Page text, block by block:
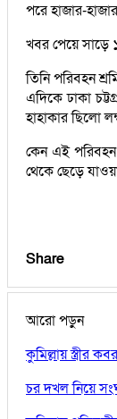
পরে হাজার-হাজার
খবর পেয়ে সাড়ে
তিনি পরিবহন
এদিকে ঢাকা
হাহাকার ছিলো
কেন এই পরিবহন
থেকে ছেড়ে
Share
আরো পড়ুন
কুমিল্লায় স্ত্রীর
চর দখল নিয়ে